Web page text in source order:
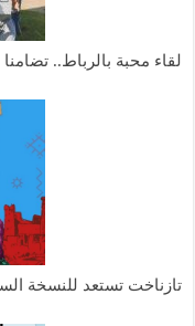
لقاء محبة بالرباط..
تازناخت تستعد للنسخة السابعة من مهرجان الزربية